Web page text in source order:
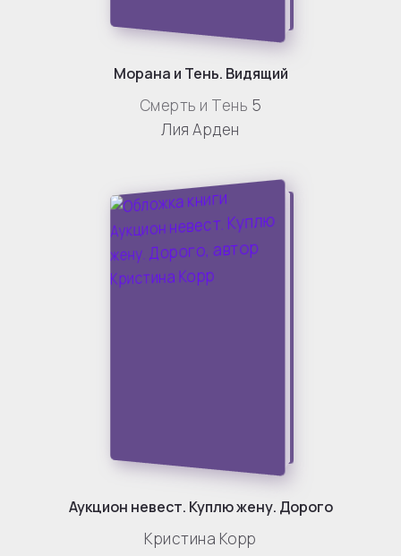
Морана и Тень. Видящий
Смерть и Тень 5
Лия Арден
Аукцион невест. Куплю жену. Дорого
Кристина Корр